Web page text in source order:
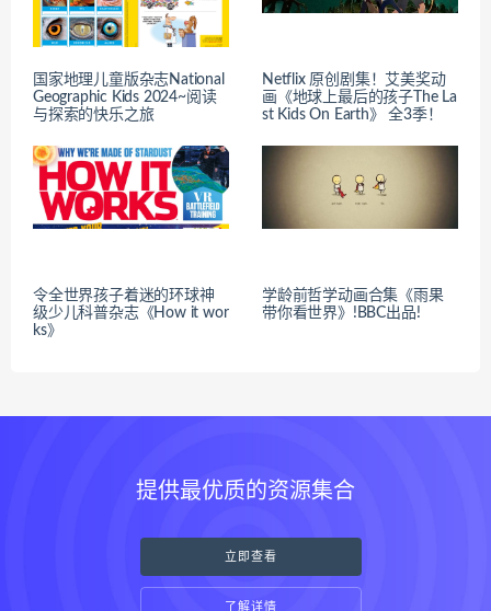
国家地理儿童版杂志National
Geographic Kids 2024~阅读
与探索的快乐之旅
Netflix 原创剧集！艾美奖动
画《地球上最后的孩子The La
st Kids On Earth》 全3季！
令全世界孩子着迷的环球神
级少儿科普杂志《How it wor
ks》
学龄前哲学动画合集《雨果
带你看世界》!BBC出品!
提供最优质的资源集合
立即查看
了解详情